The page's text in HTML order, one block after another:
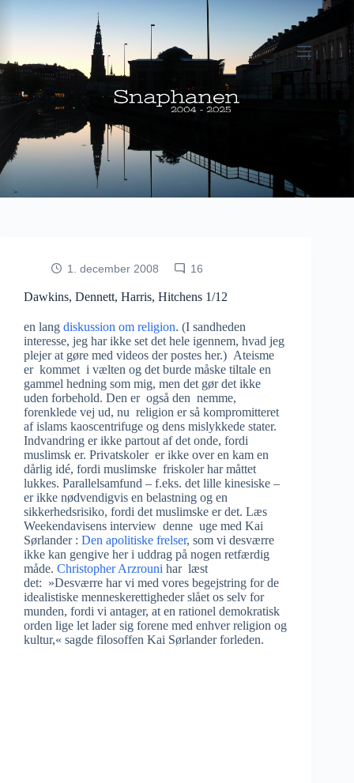
1. december 2008 16
Dawkins, Dennett, Harris, Hitchens 1/12
en lang diskussion om religion. (I sandheden
interesse, jeg har ikke set det hele igennem, hvad jeg
plejer at gøre med videos der postes her.) Ateisme
er kommet i vælten og det burde måske tiltale en
gammel hedning som mig, men det gør det ikke
uden forbehold. Den er også den nemme,
forenklede vej ud, nu religion er så kompromitteret
af islams kaoscentrifuge og dens mislykkede stater.
Indvandring er ikke partout af det onde, fordi
muslimsk er. Privatskoler er ikke over en kam en
dårlig idé, fordi muslimske friskoler har måttet
lukkes. Parallelsamfund – f.eks. det lille kinesiske –
er ikke nødvendigvis en belastning og en
sikkerhedsrisiko, fordi det muslimske er det. Læs
Weekendavisens interview denne uge med Kai
Sørlander : Den apolitiske frelser, som vi desværre
ikke kan gengive her i uddrag på nogen retfærdig
måde. Christopher Arzrouni har læst
det: »Desværre har vi med vores begejstring for de
idealistiske menneskerettigheder slået os selv for
munden, fordi vi antager, at en rationel demokratisk
orden lige let lader sig forene med enhver religion og
kultur,« sagde filosoffen Kai Sørlander forleden.